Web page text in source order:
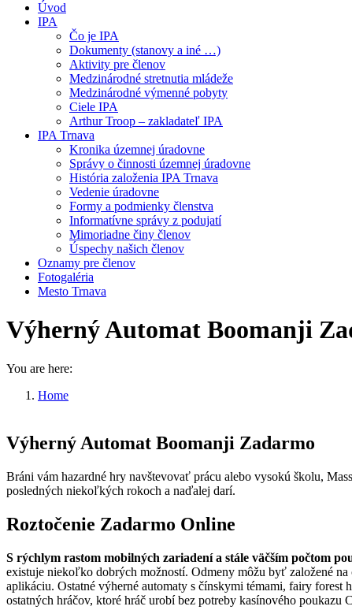
Úvod
IPA
Čo je IPA
Dokumenty (stanovy a iné …)
Aktivity pre členov
Medzinárodné stretnutia mládeže
Medzinárodné výmenné pobyty
Ciele IPA
Arthur Troop – zakladateľ IPA
IPA Trnava
Kronika územnej úradovne
Správy o činnosti územnej úradovne
História založenia IPA Trnava
Vedenie úradovne
Formy a podmienky členstva
Informatívne správy z podujatí
Mimoriadne činy členov
Úspechy našich členov
Oznamy pre členov
Fotogaléria
Mesto Trnava
Výherný Automat Boomanji
You are here:
Home
Výherný Automat Boomanji Zadarmo
Bráni vám hazardné hry navštevovať prácu alebo vysokú školu,
posledných niekoľkých rokoch a naďalej darí.
Roztočenie Zadarmo Online
S rýchlym rastom mobilných zariadení a stále väčším počtom
existuje niekoľko dobrých možností. Odmeny môžu byť založené
aplikáciu. Ostatné výherné automaty s čínskymi témami, fairy
ostatných hráčov, ktoré hráč urobí bez potreby kasínového